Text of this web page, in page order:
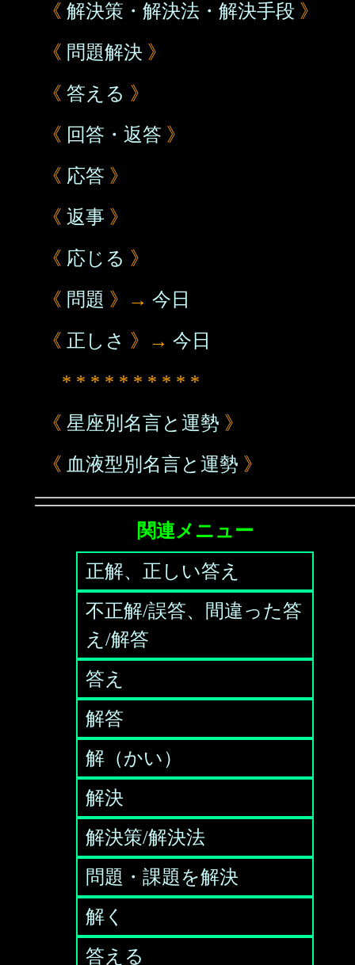
《 解決策・解決法・解決手段 》
《 問題解決 》
《 答える 》
《 回答・返答 》
《 応答 》
《 返事 》
《 応じる 》
《 問題 》→ 今日
《 正しさ 》→ 今日
* * * * * * * * * *
《 星座別名言と運勢 》
《 血液型別名言と運勢 》
関連メニュー
正解、正しい答え
不正解/誤答、間違った答
え/解答
答え
解答
解（かい）
解決
解決策/解決法
問題・課題を解決
解く
答える